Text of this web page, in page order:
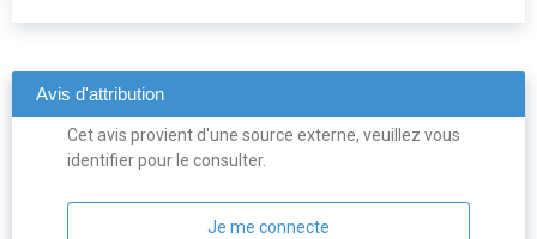
Avis d'attribution
Cet avis provient d'une source externe, veuillez vous
identifier pour le consulter.
Je me connecte